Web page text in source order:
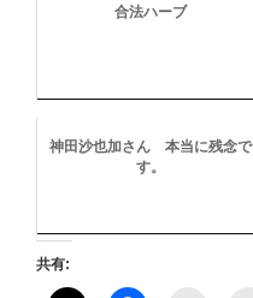
合法ハーブ
神田沙也加さん 本当に残念で
す。
共有: